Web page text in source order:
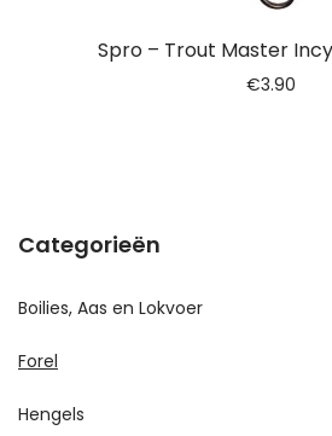
Spro – Trout Master
€3.90
Categorieën
Boilies, Aas en Lokvoer
Forel
Hengels